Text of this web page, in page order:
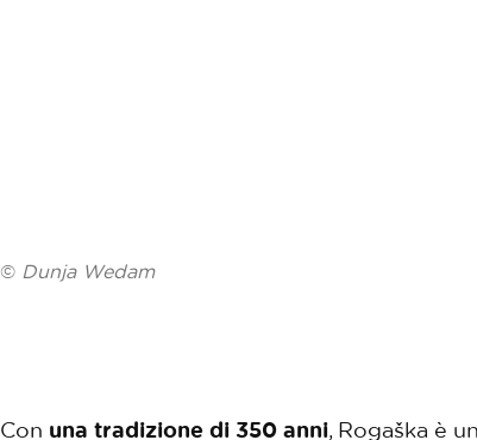
© Dunja Wedam
Con una tradizione di 350 anni, Rogaška è